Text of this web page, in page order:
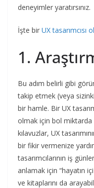
deneyimler yaratırsınız.
İşte bir UX tasarımcısı
1.
Bu adım belirli gibi
takip etmek (veya
bir hamle. Bir UX
olmak için bol miktarda
kılavuzlar, UX
bir fikir vermenize
tasarımcılarının iş
anlamak için “hayatın
ve kitaplarını da